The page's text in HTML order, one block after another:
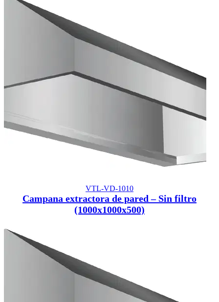
VTL-VD-1010
Campana extractora de pared – Sin filtro
(1000x1000x500)